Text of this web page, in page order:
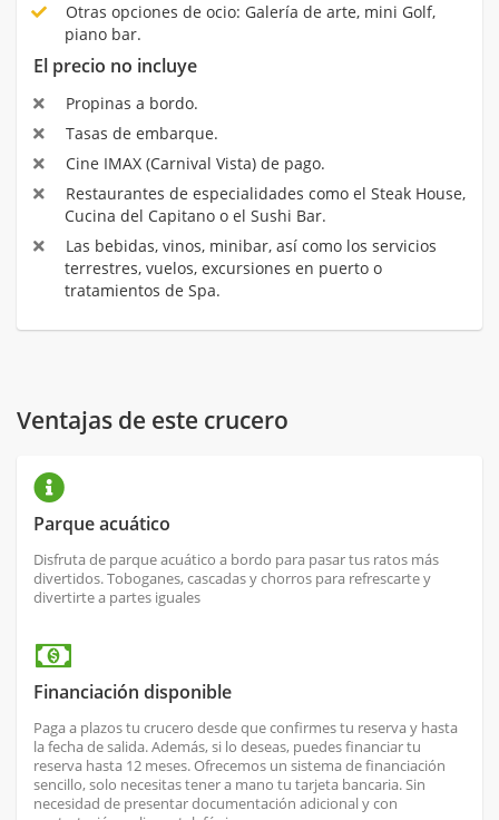
Otras opciones de ocio: Galería de arte, mini Golf,
piano bar.
El precio no incluye
Propinas a bordo.
Tasas de embarque.
Cine IMAX (Carnival Vista) de pago.
Restaurantes de especialidades como el Steak House,
Cucina del Capitano o el Sushi Bar.
Las bebidas, vinos, minibar, así como los servicios
terrestres, vuelos, excursiones en puerto o
tratamientos de Spa.
Ventajas de este crucero
Parque acuático
Disfruta de parque acuático a bordo para pasar tus ratos más
divertidos. Toboganes, cascadas y chorros para refrescarte y
divertirte a partes iguales
Financiación disponible
Paga a plazos tu crucero desde que confirmes tu reserva y hasta
la fecha de salida. Además, si lo deseas, puedes financiar tu
reserva hasta 12 meses. Ofrecemos un sistema de financiación
sencillo, solo necesitas tener a mano tu tarjeta bancaria. Sin
necesidad de presentar documentación adicional y con